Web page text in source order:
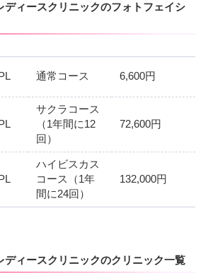
ディースクリニックのフォトフェイシ
IPL 通常コース 6,600円
IPL
サクラコース
（1年間に12
回）
72,600円
IPL
ハイビスカス
コース（1年
間に24回）
132,000円
ディースクリニックのクリニック一覧